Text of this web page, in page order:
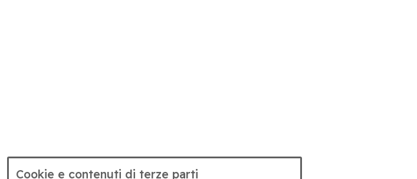
Cookie e contenuti di terze parti